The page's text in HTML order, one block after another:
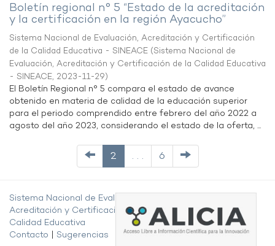
Boletín regional n° 5 “Estado de la acreditación
y la certificación en la región Ayacucho”
Sistema Nacional de Evaluación, Acreditación y Certificación
de la Calidad Educativa - SINEACE (Sistema Nacional de
Evaluación, Acreditación y Certificación de la Calidad Educativa
- SINEACE, 2023-11-29)
El Boletín Regional n° 5 compara el estado de avance
obtenido en materia de calidad de la educación superior
para el periodo comprendido entre febrero del año 2022 a
agosto del año 2023, considerando el estado de la oferta, ...
2 . . . 6
Sistema Nacional de Evaluación,
Acreditación y Certificación de la
Calidad Educativa
Contacto
Sugerencias